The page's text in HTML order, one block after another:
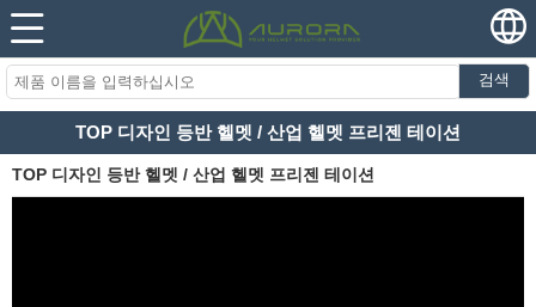
검색
TOP 디자인 등반 헬멧 / 산업 헬멧 프리젠 테이션
TOP 디자인 등반 헬멧 / 산업 헬멧 프리젠 테이션